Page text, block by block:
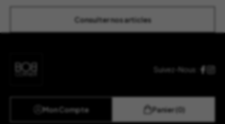
décoration. Réalisé par des artisanes
à Madagascar, chaque…Read More
Consulter nos articles
Suivez-Nous :
Mon Compte Panier (0)